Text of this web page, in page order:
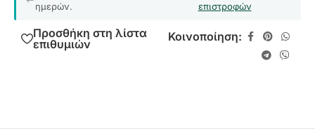
ημερών.
επιστροφών
Προσθήκη στη λίστα
επιθυμιών
Κοινοποίηση: